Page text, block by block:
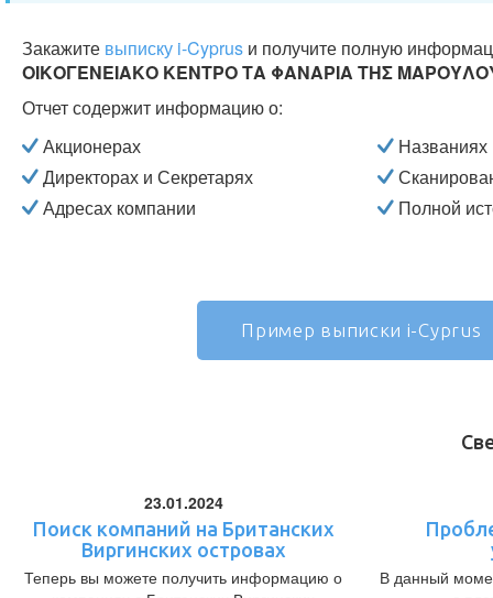
Закажите выписку i-Cyprus и получите полную
ΟΙΚΟΓΕΝΕΙΑΚΟ ΚΕΝΤΡΟ ΤΑ ΦΑΝΑΡΙΑ ΤΗΣ
Отчет содержит информацию о:
Акционерах
Директорах и Секретарях
Адресах компании
Полной
Пример выписки i-Cyprus
23.01.2024
Поиск компаний на Британских
Виргинских островах
Теперь вы можете получить информацию о
В данный